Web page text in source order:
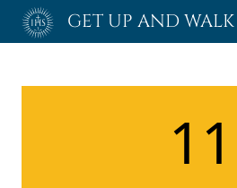
Passa
GET UP AND WALK
11